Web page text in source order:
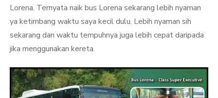
Lorena. Ternyata naik bus Lorena sekarang lebih nyaman
ya ketimbang waktu saya kecil dulu. Lebih nyaman sih
sekarang dan waktu tempuhnya juga lebih cepat daripada
jika menggunakan kereta.